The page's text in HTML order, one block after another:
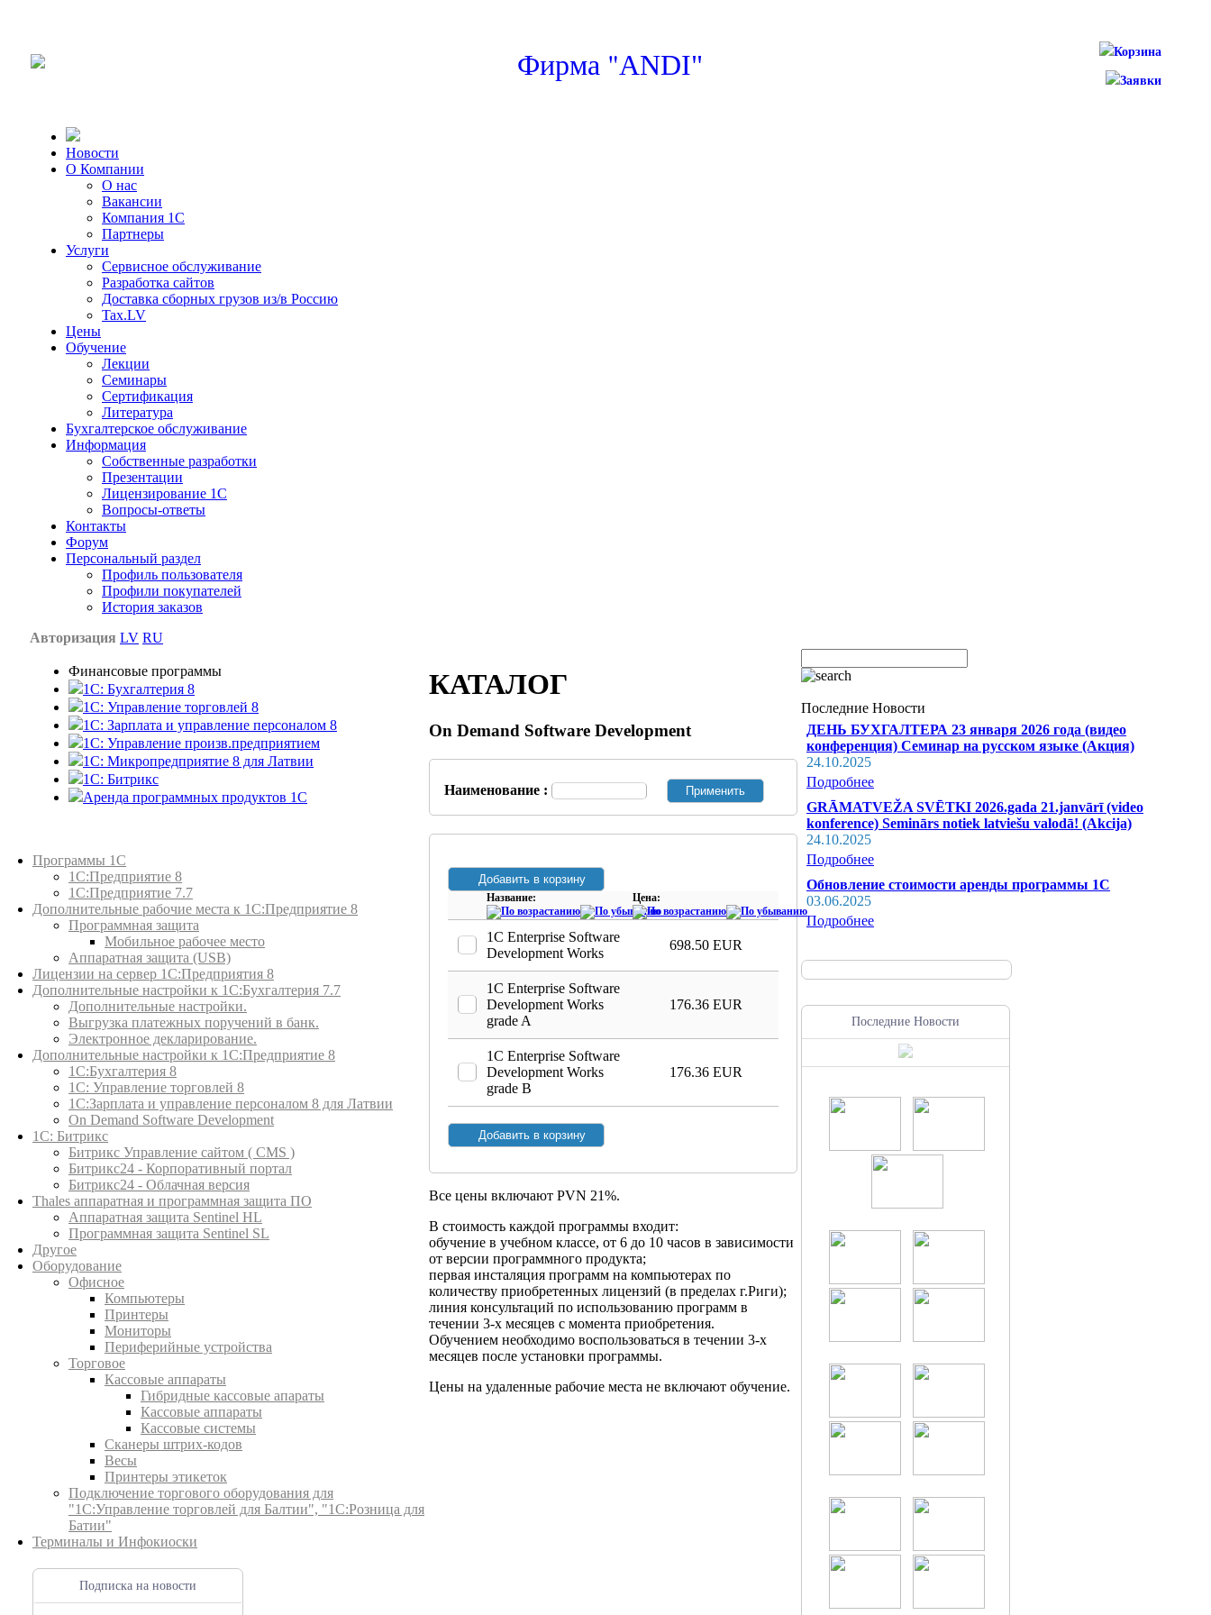
Фирма "ANDI" Корзина
Заявки
Новости
О Компании
О нас
Вакансии
Компания 1С
Партнеры
Услуги
Сервисное обслуживание
Разработка сайтов
Доставка сборных грузов из/в Россию
Tax.LV
Цены
Обучение
Лекции
Семинары
Сертификация
Литература
Бухгалтерское обслуживание
Информация
Собственные разработки
Презентации
Лицензирование 1С
Вопросы-ответы
Контакты
Форум
Персональный раздел
Профиль пользователя
Профили покупателей
История заказов
Авторизация LV RU
Финансовые программы
1С: Бухгалтерия 8
1C: Управление торговлей 8
1C: Зарплата и управление персоналом 8
1C: Управление произв.предприятием
1С: Микропредприятие 8 для Латвии
1C: Битрикс
Аренда программных продуктов 1С
Программы 1С
1С:Предприятие 8
1С:Предприятие 7.7
Дополнительные рабочие места к 1С:Предприятие 8
Программная защита
Мобильное рабочее место
Аппаратная защита (USB)
Лицензии на сервер 1С:Предприятия 8
Дополнительные настройки к 1С:Бухгалтерия 7.7
Дополнительные настройки.
Выгрузка платежных поручений в банк.
Электронное декларирование.
Дополнительные настройки к 1С:Предприятие 8
1С:Бухгалтерия 8
1C: Управление торговлей 8
1С:Зарплата и управление персоналом 8 для Латвии
On Demand Software Development
1С: Битрикс
Битрикс Управление сайтом ( CMS )
Битрикс24 - Корпоративный портал
Битрикс24 - Облачная версия
Thales аппаратная и программная защита ПО
Аппаратная защита Sentinel HL
Программная защита Sentinel SL
Другое
Оборудование
Офисное
Компьютеры
Принтеры
Мониторы
Периферийные устройства
Торговое
Кассовые аппараты
Гибридные кассовые апараты
Кассовые аппараты
Кассовые системы
Сканеры штрих-кодов
Весы
Принтеры этикеток
Подключение торгового оборудования для
"1С:Управление торговлей для Балтии", "1С:Розница для
Батии"
Терминалы и Инфокиоски
Подписка на новости
КАТАЛОГ
On Demand Software Development
Наименование :
Название: Цена:
1C Enterprise Software
Development Works
698.50 EUR
1C Enterprise Software
Development Works
grade A
176.36 EUR
1C Enterprise Software
Development Works
grade B
176.36 EUR
Все цены включают PVN 21%.
В стоимость каждой программы входит:
обучение в учебном классе, от 6 до 10 часов в зависимости
от версии программного продукта;
первая инсталяция программ на компьютерах по
количеству приобретенных лицензий (в пределах г.Риги);
линия консультаций по использованию программ в
течении 3-х месяцев с момента приобретения.
Обучением необходимо воспользоваться в течении 3-х
месяцев после установки программы.
Цены на удаленные рабочие места не включают обучение.
Последние Новости
ДЕНЬ БУХГАЛТЕРА 23 января 2026 года (видео
конференция) Семинар на русском языке (Акция)
24.10.2025
Подробнее
GRĀMATVEŽA SVĒTKI 2026.gada 21.janvārī (video
konference) Seminārs notiek latviešu valodā! (Akcija)
24.10.2025
Подробнее
Обновление стоимости аренды программы 1С
03.06.2025
Подробнее
Последние Новости